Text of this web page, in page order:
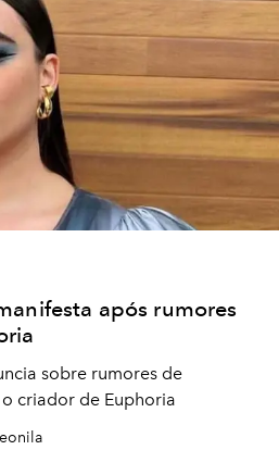
após rumores
sobre rumores de
criador de Euphoria